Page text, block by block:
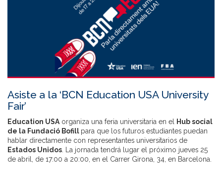
Asiste a la ‘BCN Education USA University
Fair’
Education USAorganiza una feria universitaria en el Hub social
de la Fundació Bofill para que los futuros estudiantes puedan
hablar directamente con representantes universitarios de
Estados Unidos. La jornada tendrá lugar el próximo jueves 25
de abril, de 17:00 a 20:00, en el Carrer Girona, 34, en Barcelona.